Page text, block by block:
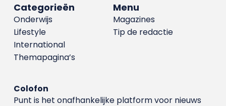
Menu
Magazines
Tip de redactie
Categorieën
Onderwijs
Lifestyle
International
Themapagina’s
Colofon
Punt is het onafhankelijke platform voor nieuws